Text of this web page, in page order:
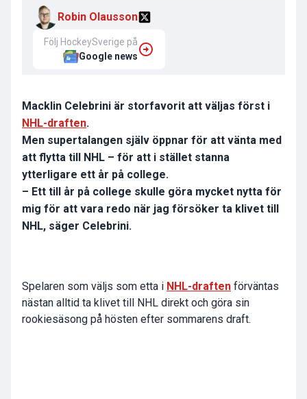
Robin Olausson
Följ HockeySverige på
Google news
Macklin Celebrini är storfavorit att väljas först i
NHL-draften.
Men supertalangen själv öppnar för att vänta med
att flytta till NHL – för att i stället stanna
ytterligare ett år på college.
– Ett till år på college skulle göra mycket nytta för
mig för att vara redo när jag försöker ta klivet till
NHL, säger Celebrini.
Spelaren som väljs som etta i NHL-draften förväntas
nästan alltid ta klivet till NHL direkt och göra sin
rookiesäsong på hösten efter sommarens draft.